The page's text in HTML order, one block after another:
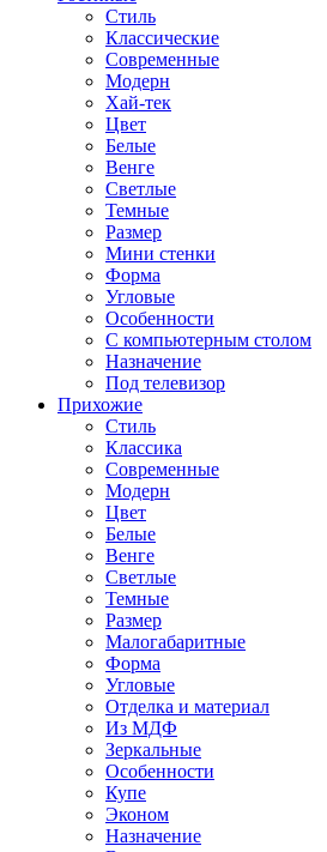
Стиль
Классические
Современные
Модерн
Хай-тек
Цвет
Белые
Венге
Светлые
Темные
Размер
Мини стенки
Форма
Угловые
Особенности
С компьютерным столом
Назначение
Под телевизор
Прихожие
Стиль
Классика
Современные
Модерн
Цвет
Белые
Венге
Светлые
Темные
Размер
Малогабаритные
Форма
Угловые
Отделка и материал
Из МДФ
Зеркальные
Особенности
Купе
Эконом
Назначение